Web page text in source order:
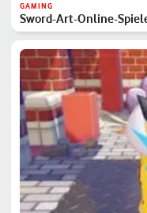
GAMING
Sword-Art-Online-